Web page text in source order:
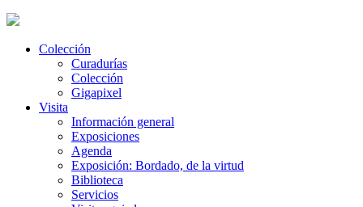
Colección
Curadurías
Colección
Gigapixel
Visita
Información general
Exposiciones
Agenda
Exposición: Bordado, de la virtud
Biblioteca
Servicios